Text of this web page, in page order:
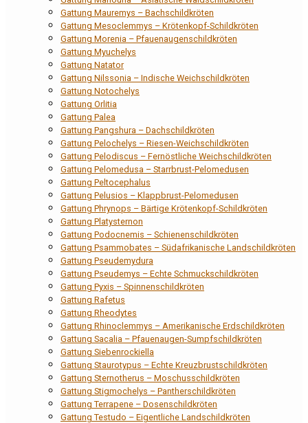
Gattung Mauremys – Bachschildkröten
Gattung Mesoclemmys – Krötenkopf-Schildkröten
Gattung Morenia – Pfauenaugenschildkröten
Gattung Myuchelys
Gattung Natator
Gattung Nilssonia – Indische Weichschildkröten
Gattung Notochelys
Gattung Orlitia
Gattung Palea
Gattung Pangshura – Dachschildkröten
Gattung Pelochelys – Riesen-Weichschildkröten
Gattung Pelodiscus – Fernöstliche Weichschildkröten
Gattung Pelomedusa – Starrbrust-Pelomedusen
Gattung Peltocephalus
Gattung Pelusios – Klappbrust-Pelomedusen
Gattung Phrynops – Bärtige Krötenkopf-Schildkröten
Gattung Platysternon
Gattung Podocnemis – Schienenschildkröten
Gattung Psammobates – Südafrikanische Landschildkröten
Gattung Pseudemydura
Gattung Pseudemys – Echte Schmuckschildkröten
Gattung Pyxis – Spinnenschildkröten
Gattung Rafetus
Gattung Rheodytes
Gattung Rhinoclemmys – Amerikanische Erdschildkröten
Gattung Sacalia – Pfauenaugen-Sumpfschildkröten
Gattung Siebenrockiella
Gattung Staurotypus – Echte Kreuzbrustschildkröten
Gattung Sternotherus – Moschusschildkröten
Gattung Stigmochelys – Pantherschildkröten
Gattung Terrapene – Dosenschildkröten
Gattung Testudo – Eigentliche Landschildkröten